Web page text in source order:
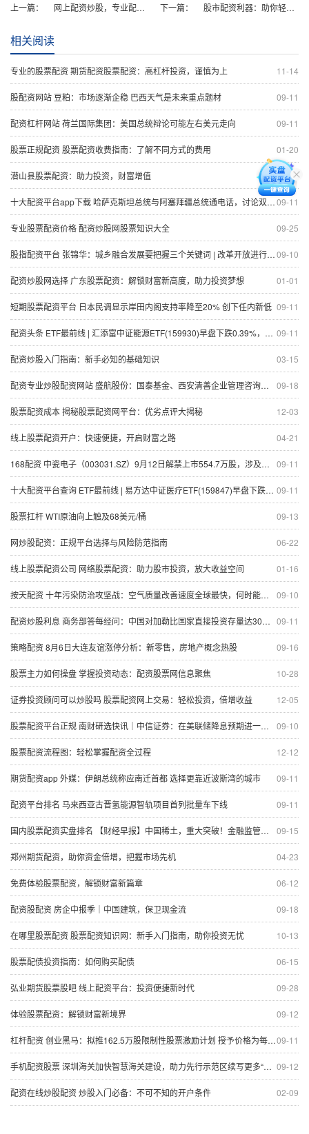
上一篇： 网上配资炒股，专业配资，轻松获利 下一篇： 股市配资利器：助你轻松驾驭牛市
相关阅读
11-14
专业的股票配资 期货配资股票配资：高杠杆投资，谨慎为上
09-11
股配资网站 豆粕：市场逐渐企稳 巴西天气是未来重点题材
09-11
配资杠杆网站 荷兰国际集团：美国总统辩论可能左右美元走向
01-20
股票正规配资 股票配资收费指南：了解不同方式的费用
12-31
潜山县股票配资：助力投资，财富增值
09-11
十大配资平台app下载 哈萨克斯坦总统与阿塞拜疆总统通电话，讨论双边合作
09-25
专业股票配资价格 配资炒股网股票知识大全
09-10
股指配资平台 张锦华：城乡融合发展要把握三个关键词 | 改革开放进行时⑧
01-01
配资炒股网选择 广东股票配资：解锁财富新高度，助力投资梦想
09-11
短期股票配资平台 日本民调显示岸田内阁支持率降至20% 创下任内新低
09-11
配资头条 ETF最前线 | 汇添富中证能源ETF(159930)早盘下跌0.39%，可燃冰主题走强，恒泰艾普上涨19.81%
03-15
配资炒股入门指南：新手必知的基础知识
09-18
配资专业炒股配资网站 盛航股份：国泰基金、西安清善企业管理咨询有限公司等多家机构于8月29日调研我司
12-03
股票配资成本 揭秘股票配资网平台：优劣点评大揭秘
04-21
线上股票配资开户：快速便捷，开启财富之路
09-11
168配资 中瓷电子（003031.SZ）9月12日解禁上市554.7万股，涉及股东5名
09-11
十大配资平台查询 ETF最前线 | 易方达中证医疗ETF(159847)早盘下跌1.89%，医疗器械主题走弱，阳普医疗上涨19.96%
09-13
股票扛杆 WTI原油向上触及68美元/桶
06-22
网炒股配资：正规平台选择与风险防范指南
01-16
线上股票配资公司 网络股票配资：助力股市投资，放大收益空间
09-10
按天配资 十年污染防治攻坚战：空气质量改善速度全球最快，何时能够达到WHO指导值？
09-11
配资炒股利息 商务部答每经问：中国对加勒比国家直接投资存量达30多亿美元，正在清洁能源、储能等领域探索合作机遇
09-16
策略配资 8月6日大连友谊涨停分析：新零售，房地产概念热股
10-28
股票主力如何操盘 掌握投资动态：配资股票网信息聚焦
12-05
证券投资顾问可以炒股吗 股票配资网上交易：轻松投资，倍增收益
09-10
股票配资平台正规 南财研选快讯｜中信证券：在美联储降息预期进一步升温背景下 下阶段数量与利率型货币政策仍有发力空间
12-12
股票配资流程图：轻松掌握配资全过程
09-11
期货配资app 外媒：伊朗总统称应南迁首都 选择更靠近波斯湾的城市
09-11
配资平台排名 马来西亚古晋氢能源智轨项目首列批量车下线
09-15
国内股票配资实盘排名 【财经早报】中国稀土，重大突破！金融监管总局重磅部署
04-23
郑州期货配资，助你资金倍增，把握市场先机
06-12
免费体验股票配资，解锁财富新篇章
09-18
配资股配资 房企中报季｜中国建筑，保卫现金流
10-13
在哪里股票配资 股票配资知识网：新手入门指南，助你投资无忧
06-15
股票配债投资指南：如何购买配债
09-28
弘业期货股票股吧 线上配资平台：投资便捷新时代
09-12
体验股票配资：解锁财富新境界
09-11
杠杆配资 创业黑马：拟推162.5万股限制性股票激励计划 授予价格为每股13.72元
09-12
手机配资股票 深圳海关加快智慧海关建设，助力先行示范区续写更多“春天的故事”
02-09
配资在线炒股配资 炒股入门必备：不可不知的开户条件